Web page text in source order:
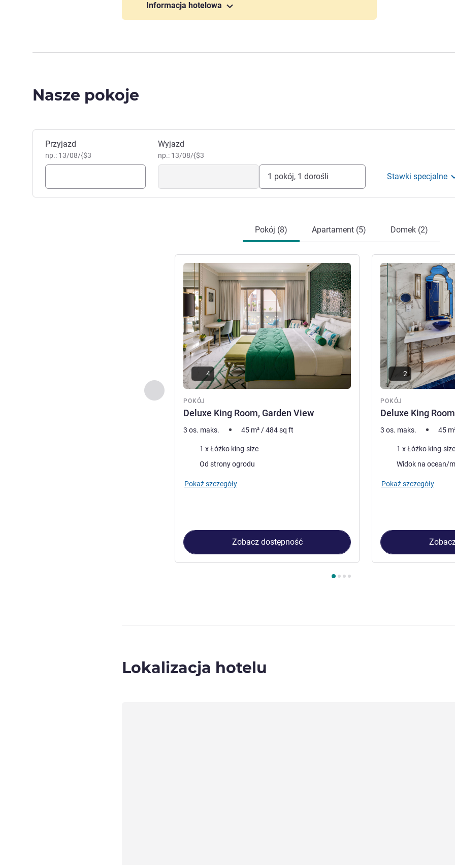
Informacja hotelowa
Nasze pokoje
Zarezerwuj ten hotel
Przyjazd
np.: 13/08/{$3
Wyjazd
np.: 13/08/{$3
1 pokój, 1 dorośli Stawki specjalne
Pokój (8) Apartament (5) Domek (2)
Poprzedni - Pokój
POKÓJ
Deluxe King Room, Garden View
Pokaż szczegóły
4
3 os. maks. 45 m² /484sq ft
Pościel1 x Łóżko king-size
Widoki:Od strony ogrodu
Pokaż szczegóły
Zobacz dostępność
POKÓJ
Deluxe King
Pokaż szczegóły
2
3 os. maks. 45
Pościel1 x Łóżko king-size
Widoki:Widok na ocean/
Pokaż szczegóły
Lokalizacja hotelu